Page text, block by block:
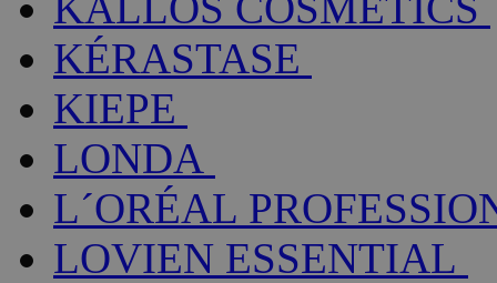
KÉRASTASE
KIEPE
LONDA
L´ORÉAL
LOVIEN ESSENTIAL